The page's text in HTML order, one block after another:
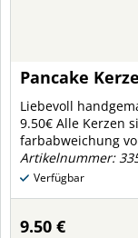
Pancake Kerze
Liebevoll
9.50€ Alle Kerzen sind Unikate. Es können leichte
farbabweichung
Artikelnummer:
Verfügbar
9.50 €